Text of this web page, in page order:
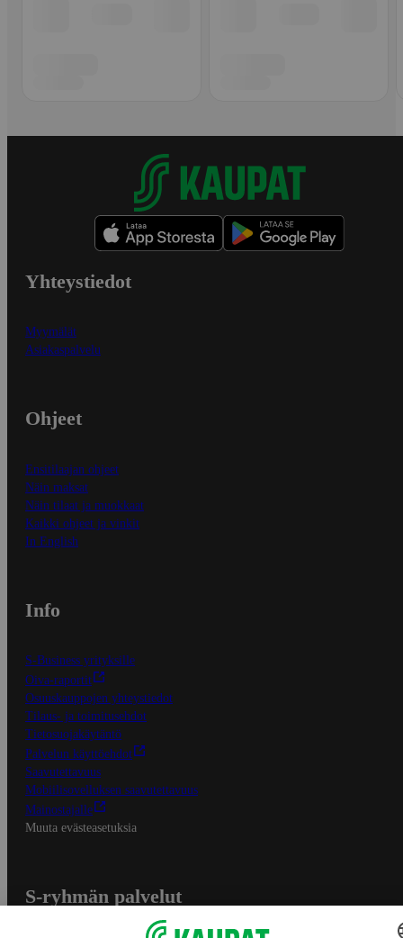
Yhteystiedot
Myymälät
Asiakaspalvelu
Ohjeet
Ensitilaajan ohjeet
Näin maksat
Näin tilaat ja muokkaat
Kaikki ohjeet ja vinkit
In English
Info
S-Business yrityksille
Oiva-raportit
Osuuskauppojen yhteystiedot
Tilaus- ja toimitusehdot
Tietosuojakäytäntö
Palvelun käyttöehdot
Saavutettavuus
Mobiilisovelluksen saavutettavuus
Mainostajalle
Muuta evästeasetuksia
S-ryhmän palvelut